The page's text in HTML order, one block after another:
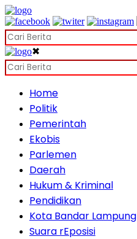
✖
Home
Politik
Pemerintah
Ekobis
Parlemen
Daerah
Hukum & Kriminal
Pendidikan
Kota Bandar Lampung
Suara rEposisi